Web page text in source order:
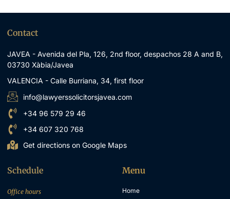
Contact
JAVEA - Avenida del Pla, 126, 2nd floor, despachos 28 A and B,
03730 Xàbia/Javea
VALENCIA - Calle Burriana, 34, first floor
info@lawyerssolicitorsjavea.com
+34 96 579 29 46
+34 607 320 768
Get directions on Google Maps
Schedule
Office hours
Menu
Home